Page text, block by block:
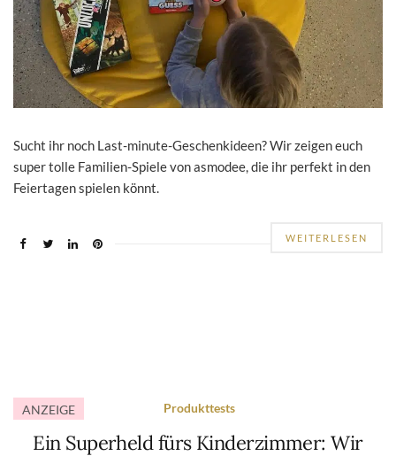
Sucht ihr noch Last-minute-Geschenkideen? Wir zeigen euch
super tolle Familien-Spiele von asmodee, die ihr perfekt in den
Feiertagen spielen könnt.
WEITERLESEN
ANZEIGE Produkttests
Ein Superheld fürs Kinderzimmer: Wir